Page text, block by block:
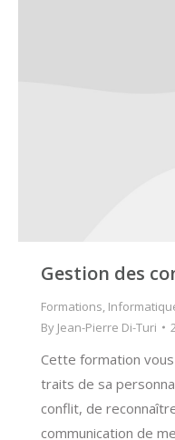
Gestion des
Formations,
By Jean-Pierre Di-Turi
Cette formation
traits de sa
conflit, de
communication de